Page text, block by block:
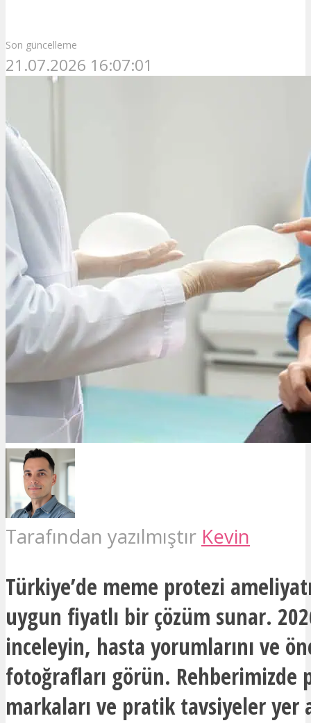
Son güncelleme
21.07.2026 16:07:01
Tarafından yazılmıştır Kevin
Türkiye’de meme protezi
uygun fiyatlı bir çözüm sunar.
inceleyin, hasta yorumlarını ve
fotoğrafları görün. Rehberimizde
markaları ve pratik tavsiyeler yer